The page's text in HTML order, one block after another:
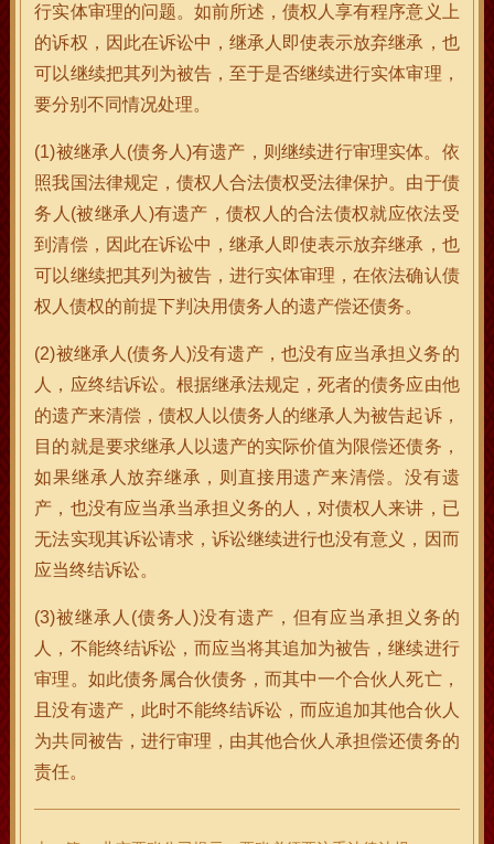
行实体审理的问题。如前所述，债权人享有程序意义上
的诉权，因此在诉讼中，继承人即使表示放弃继承，也
可以继续把其列为被告，至于是否继续进行实体审理，
要分别不同情况处理。
(1)被继承人(债务人)有遗产，则继续进行审理实体。依
照我国法律规定，债权人合法债权受法律保护。由于债
务人(被继承人)有遗产，债权人的合法债权就应依法受
到清偿，因此在诉讼中，继承人即使表示放弃继承，也
可以继续把其列为被告，进行实体审理，在依法确认债
权人债权的前提下判决用债务人的遗产偿还债务。
(2)被继承人(债务人)没有遗产，也没有应当承担义务的
人，应终结诉讼。根据继承法规定，死者的债务应由他
的遗产来清偿，债权人以债务人的继承人为被告起诉，
目的就是要求继承人以遗产的实际价值为限偿还债务，
如果继承人放弃继承，则直接用遗产来清偿。没有遗
产，也没有应当承当承担义务的人，对债权人来讲，已
无法实现其诉讼请求，诉讼继续进行也没有意义，因而
应当终结诉讼。
(3)被继承人(债务人)没有遗产，但有应当承担义务的
人，不能终结诉讼，而应当将其追加为被告，继续进行
审理。如此债务属合伙债务，而其中一个合伙人死亡，
且没有遗产，此时不能终结诉讼，而应追加其他合伙人
为共同被告，进行审理，由其他合伙人承担偿还债务的
责任。